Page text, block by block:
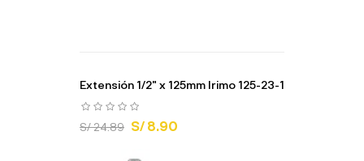
Extensión 1/2" x 125mm Irimo 125-23-1
S/ 24.89 S/ 8.90